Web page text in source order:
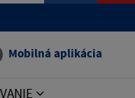
Mobilná aplikácia